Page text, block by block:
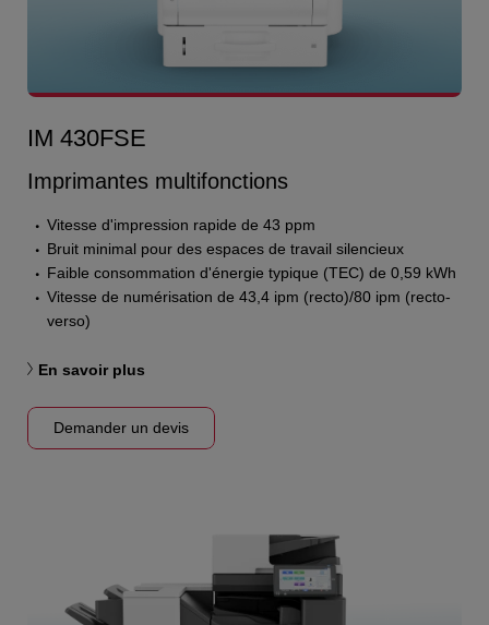
IM 430FSE
Imprimantes multifonctions
Vitesse d'impression rapide de 43 ppm
Bruit minimal pour des espaces de travail silencieux
Faible consommation d'énergie typique (TEC) de 0,59 kWh
Vitesse de numérisation de 43,4 ipm (recto)/80 ipm (recto-
verso)
En savoir plus
Demander un devis